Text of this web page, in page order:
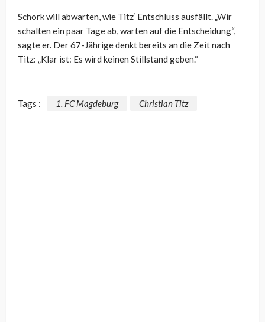
Schork will abwarten, wie Titz‘ Entschluss ausfällt. „Wir
schalten ein paar Tage ab, warten auf die Entscheidung“,
sagte er. Der 67-Jährige denkt bereits an die Zeit nach
Titz: „Klar ist: Es wird keinen Stillstand geben.“
Tags : 1. FC Magdeburg Christian Titz